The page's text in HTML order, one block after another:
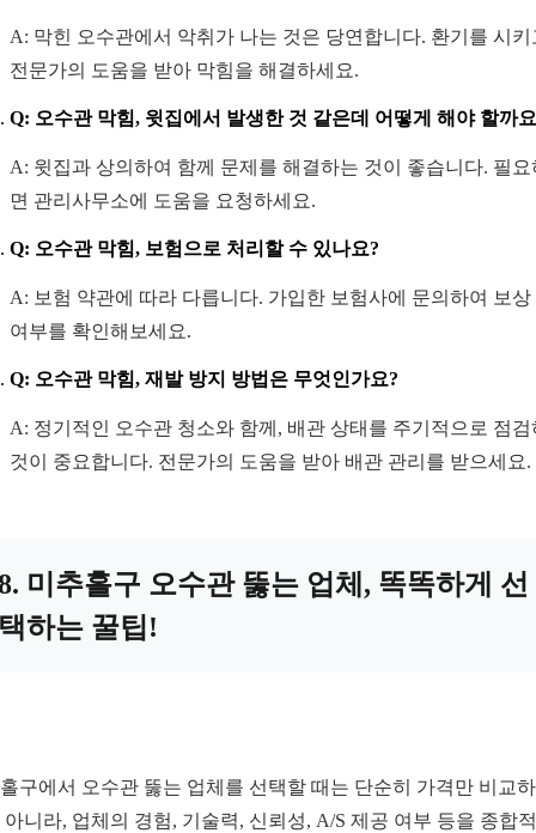
A: 막힌 오수관에서 악취가 나는 것은 당연합니다. 환기를 시키
전문가의 도움을 받아 막힘을 해결하세요.
Q: 오수관 막힘, 윗집에서 발생한 것 같은데 어떻게 해야 할까
A: 윗집과 상의하여 함께 문제를 해결하는 것이 좋습니다. 필요
면 관리사무소에 도움을 요청하세요.
Q: 오수관 막힘, 보험으로 처리할 수 있나요?
A: 보험 약관에 따라 다릅니다. 가입한 보험사에 문의하여 보상
여부를 확인해보세요.
Q: 오수관 막힘, 재발 방지 방법은 무엇인가요?
A: 정기적인 오수관 청소와 함께, 배관 상태를 주기적으로 점검
것이 중요합니다. 전문가의 도움을 받아 배관 관리를 받으세요.
미추홀구 오수관 뚫는 업체, 똑똑하게 선
하는 꿀팁!
구에서 오수관 뚫는 업체를 선택할 때는 단순히 가격만 비교
아니라, 업체의 경험, 기술력, 신뢰성, A/S 제공 여부 등을 종합